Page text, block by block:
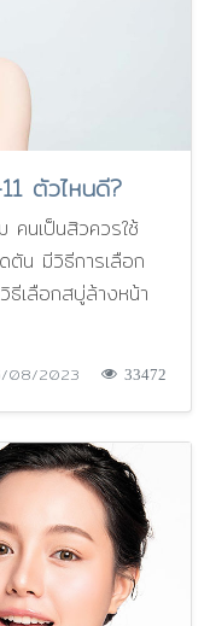
ตัวไหนดี?
คนเป็นสิวควรใช้
ตัน มีวิธีการเลือก
ธีเลือกสบู่ล้างหน้า
08/2023 33472